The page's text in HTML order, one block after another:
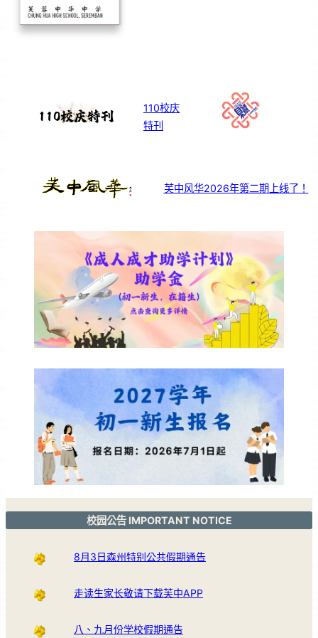
110校庆
特刊
芙中风华2026年第二期上线了！
校园公告 IMPORTANT NOTICE
8月3日森州特别公共假期通告
走读生家长敬请下载芙中APP
八、九月份学校假期通告